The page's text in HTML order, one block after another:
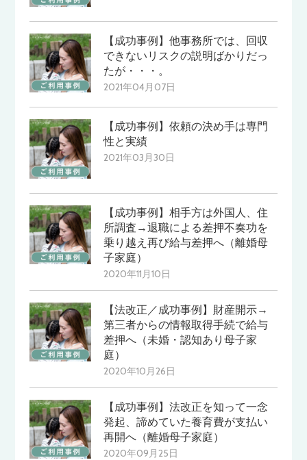
【成功事例】他事務所では、回収
できないリスクの説明ばかりだっ
たが・・・。
2021年04月07日
【成功事例】依頼の決め手は専門
性と実績
2021年03月30日
【成功事例】相手方は外国人、住
所調査→退職による差押不奏功を
乗り越え再び給与差押へ（離婚母
子家庭）
2020年11月10日
【法改正／成功事例】財産開示→
第三者からの情報取得手続で給与
差押へ（未婚・認知あり母子家
庭）
2020年10月26日
【成功事例】法改正を知って一念
発起、諦めていた養育費が支払い
再開へ（離婚母子家庭）
2020年09月25日